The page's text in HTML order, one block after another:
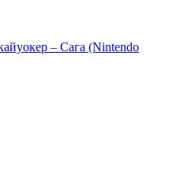
– Сага (Nintendo